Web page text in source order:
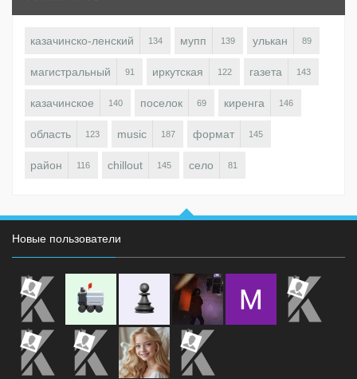
казачинско-ленский 134 мупп 139 улькан 89
магистральный 91 иркутская 122 газета 143
казачинское 140 поселок 69 киренга 146
область 123 music 187 формат 145
район 116 chillout 145 село 81
Новые пользователи